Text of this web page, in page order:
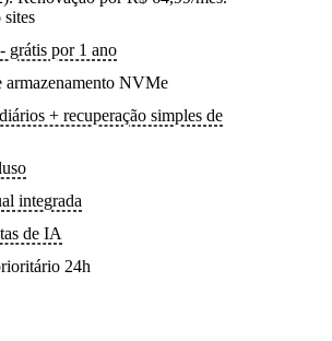
sites
grátis por 1 ano
armazenamento NVMe
+ recuperação simples de
integrada
de IA
24h